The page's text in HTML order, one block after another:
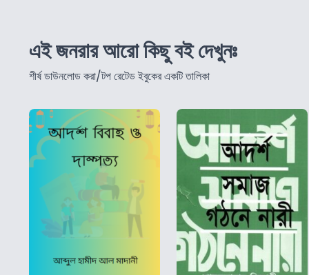
এই জনরার আরো কিছু বই দেখুনঃ
শীর্ষ ডাউনলোড করা/টপ রেটেড ইবুকের একটি তালিকা